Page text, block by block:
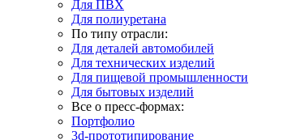
Для ПВХ
Для полиуретана
По типу отрасли:
Для деталей автомобилей
Для технических изделий
Для пищевой промышленности
Для бытовых изделий
Все о пресс-формах:
Портфолио
3d-прототипирование